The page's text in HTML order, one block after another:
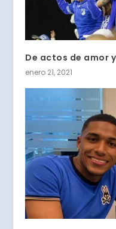
De actos de amor
enero 21, 2021